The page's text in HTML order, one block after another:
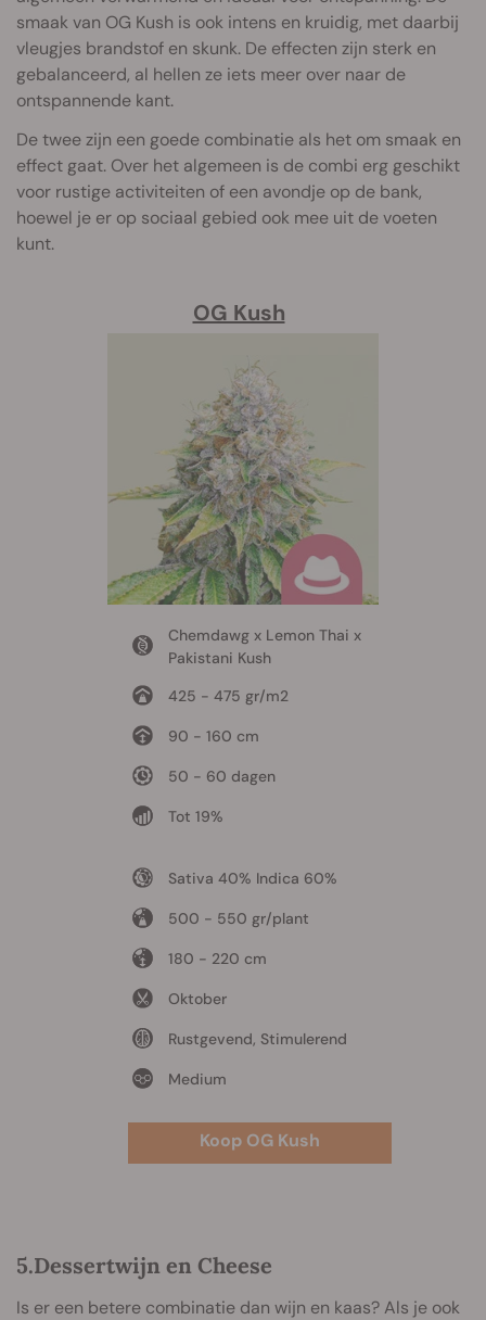
smaak van OG Kush is ook intens en kruidig, met daarbij
vleugjes brandstof en skunk. De effecten zijn sterk en
gebalanceerd, al hellen ze iets meer over naar de
ontspannende kant.
De twee zijn een goede combinatie als het om smaak en
effect gaat. Over het algemeen is de combi erg geschikt
voor rustige activiteiten of een avondje op de bank,
hoewel je er op sociaal gebied ook mee uit de voeten
kunt.
OG Kush
Chemdawg x Lemon Thai x
Pakistani Kush
425 - 475 gr/m2
90 - 160 cm
50 - 60 dagen
Tot 19%
Sativa 40% Indica 60%
500 - 550 gr/plant
180 - 220 cm
Oktober
Rustgevend, Stimulerend
Medium
Koop OG Kush
5.Dessertwijn en Cheese
Is er een betere combinatie dan wijn en kaas? Als je ook